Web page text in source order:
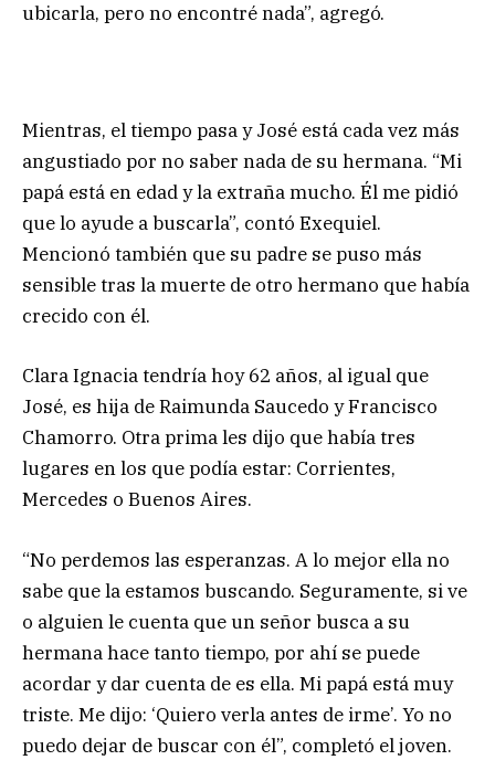
ubicarla, pero no encontré nada”, agregó.
Mientras, el tiempo pasa y José está cada vez más
angustiado por no saber nada de su hermana. “Mi
papá está en edad y la extraña mucho. Él me pidió
que lo ayude a buscarla”, contó Exequiel.
Mencionó también que su padre se puso más
sensible tras la muerte de otro hermano que había
crecido con él.
Clara Ignacia tendría hoy 62 años, al igual que
José, es hija de Raimunda Saucedo y Francisco
Chamorro. Otra prima les dijo que había tres
lugares en los que podía estar: Corrientes,
Mercedes o Buenos Aires.
“No perdemos las esperanzas. A lo mejor ella no
sabe que la estamos buscando. Seguramente, si ve
o alguien le cuenta que un señor busca a su
hermana hace tanto tiempo, por ahí se puede
acordar y dar cuenta de es ella. Mi papá está muy
triste. Me dijo: ‘Quiero verla antes de irme’. Yo no
puedo dejar de buscar con él”, completó el joven.